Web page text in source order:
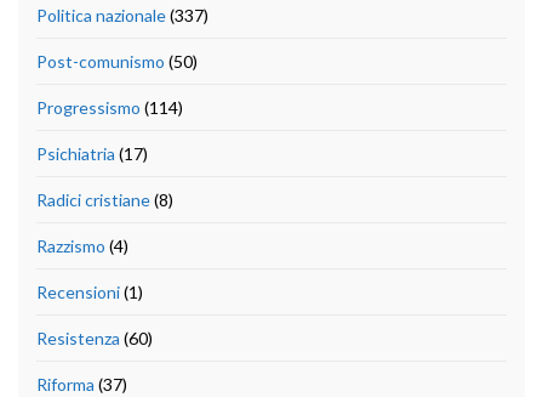
Politica nazionale(337)
Post-comunismo (50)
Progressismo (114)
Psichiatria (17)
Radici cristiane(8)
Razzismo (4)
Recensioni(1)
Resistenza (60)
Riforma (37)